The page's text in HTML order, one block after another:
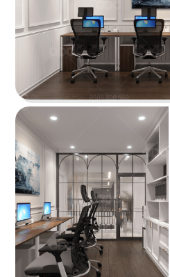
không gian làm việc
Chi tiết
VĂN PHÒNG
Thiết kế văn phòng Kiên